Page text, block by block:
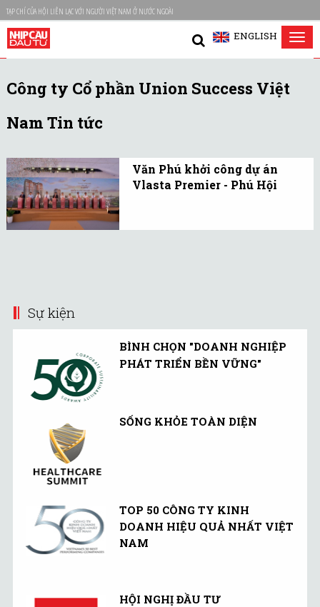
TẠP CHÍ CỦA HỘI LIÊN LẠC VỚI NGƯỜI VIỆT NAM Ở NƯỚC NGOÀI
ENGLISH
Công ty Cổ phần Union Success Việt
Nam Tin tức
Văn Phú khởi công dự án
Vlasta Premier - Phú Hội
Sự kiện
BÌNH CHỌN "DOANH NGHIỆP
PHÁT TRIỂN BỀN VỮNG"
SỐNG KHỎE TOÀN DIỆN
TOP 50 CÔNG TY KINH
DOANH HIỆU QUẢ NHẤT VIỆT
NAM
HỘI NGHỊ ĐẦU TƯ